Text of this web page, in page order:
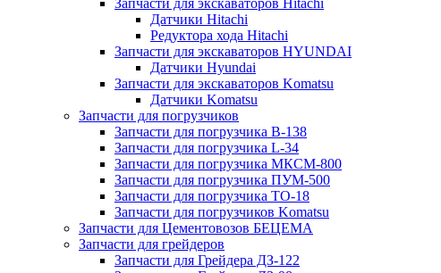
Запчасти для экскаваторов Hitachi
Датчики Hitachi
Редуктора хода Hitachi
Запчасти для экскаваторов HYUNDAI
Датчики Hyundai
Запчасти для экскаваторов Komatsu
Датчики Komatsu
Запчасти для погрузчиков
Запчасти для погрузчика B-138
Запчасти для погрузчика L-34
Запчасти для погрузчика МКСМ-800
Запчасти для погрузчика ПУМ-500
Запчасти для погрузчика ТО-18
Запчасти для погрузчиков Komatsu
Запчасти для Цементовозов БЕЦЕМА
Запчасти для грейдеров
Запчасти для Грейдера ДЗ-122